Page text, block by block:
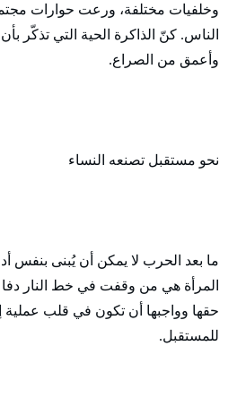
وخلفيات مختلفة، ورعت حوارات
الناس. كنّ الذاكرة الحية التي تذكّر
وأعمق من الصراع.
نحو مستقبل تصنعه النساء
ما بعد الحرب لا يمكن أن يُبنى بنفس
المرأة هي من وقفت في خط النار
حقها وواجبها أن تكون في قلب عملية
للمستقبل.